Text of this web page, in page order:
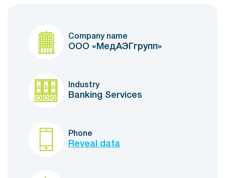
Company name
ООО «МедАЭГгрупп»
Industry
Banking Services
Phone
Reveal data